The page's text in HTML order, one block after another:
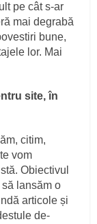
pe cât s-ar
mai degrabă
bune,
lor. Mai
site, în
citim,
vom
Obiectivul
lansăm o
articole și
de-